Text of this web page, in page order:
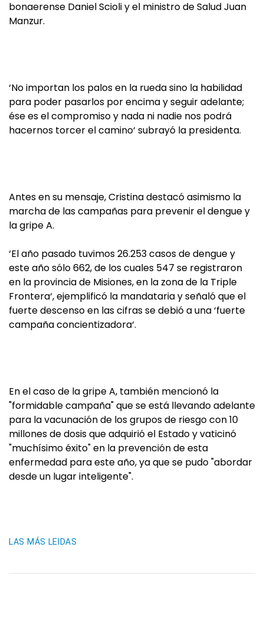
bonaerense Daniel Scioli y el ministro de Salud Juan
Manzur.
‘No importan los palos en la rueda sino la habilidad
para poder pasarlos por encima y seguir adelante;
ése es el compromiso y nada ni nadie nos podrá
hacernos torcer el camino‘ subrayó la presidenta.
Antes en su mensaje, Cristina destacó asimismo la
marcha de las campañas para prevenir el dengue y
la gripe A.
‘El año pasado tuvimos 26.253 casos de dengue y
este año sólo 662, de los cuales 547 se registraron
en la provincia de Misiones, en la zona de la Triple
Frontera‘, ejemplificó la mandataria y señaló que el
fuerte descenso en las cifras se debió a una ‘fuerte
campaña concientizadora‘.
En el caso de la gripe A, también mencionó la
"formidable campaña" que se está llevando adelante
para la vacunación de los grupos de riesgo con 10
millones de dosis que adquirió el Estado y vaticinó
"muchísimo éxito" en la prevención de esta
enfermedad para este año, ya que se pudo "abordar
desde un lugar inteligente".
LAS MÁS LEIDAS